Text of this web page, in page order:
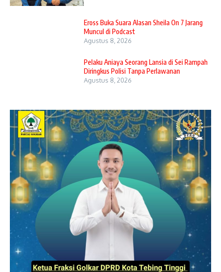
Eross Buka Suara Alasan Sheila On 7 Jarang
Muncul di Podcast
Agustus 8, 2026
Pelaku Aniaya Seorang Lansia di Sei Rampah
Diringkus Polisi Tanpa Perlawanan
Agustus 8, 2026